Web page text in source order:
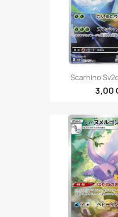
Scarhino
3,00